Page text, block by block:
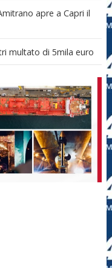
apre a Capri il
multato di 5mila euro